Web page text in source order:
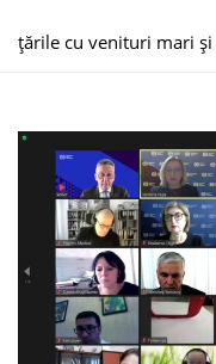
țările cu venituri mari